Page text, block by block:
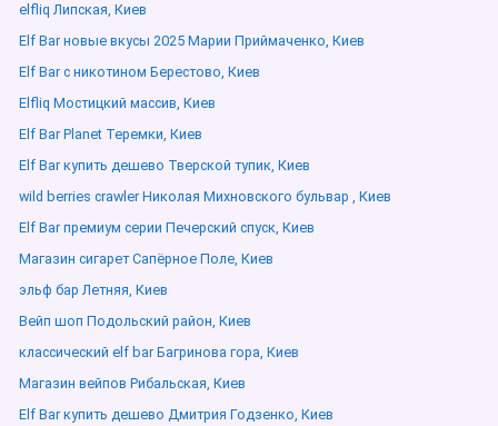
elfliq Липская, Киев
Elf Bar новые вкусы 2025 Марии Приймаченко, Киев
Elf Bar с никотином Берестово, Киев
Elfliq Мостицкий массив, Киев
Elf Bar Planet Теремки, Киев
Elf Bar купить дешево Тверской тупик, Киев
wild berries crawler Николая Михновского бульвар , Киев
Elf Bar премиум серии Печерский спуск, Киев
Магазин сигарет Сапёрное Поле, Киев
эльф бар Летняя, Киев
Вейп шоп Подольский район, Киев
классический elf bar Багринова гора, Киев
Магазин вейпов Рибальская, Киев
Elf Bar купить дешево Дмитрия Годзенко, Киев